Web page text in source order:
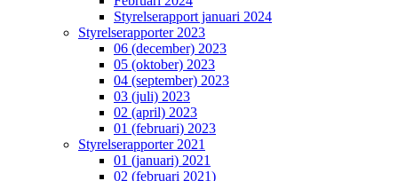
Styrelserapport januari 2024
Styrelserapporter 2023
06 (december) 2023
05 (oktober) 2023
04 (september) 2023
03 (juli) 2023
02 (april) 2023
01 (februari) 2023
Styrelserapporter 2021
01 (januari) 2021
02 (februari 2021)